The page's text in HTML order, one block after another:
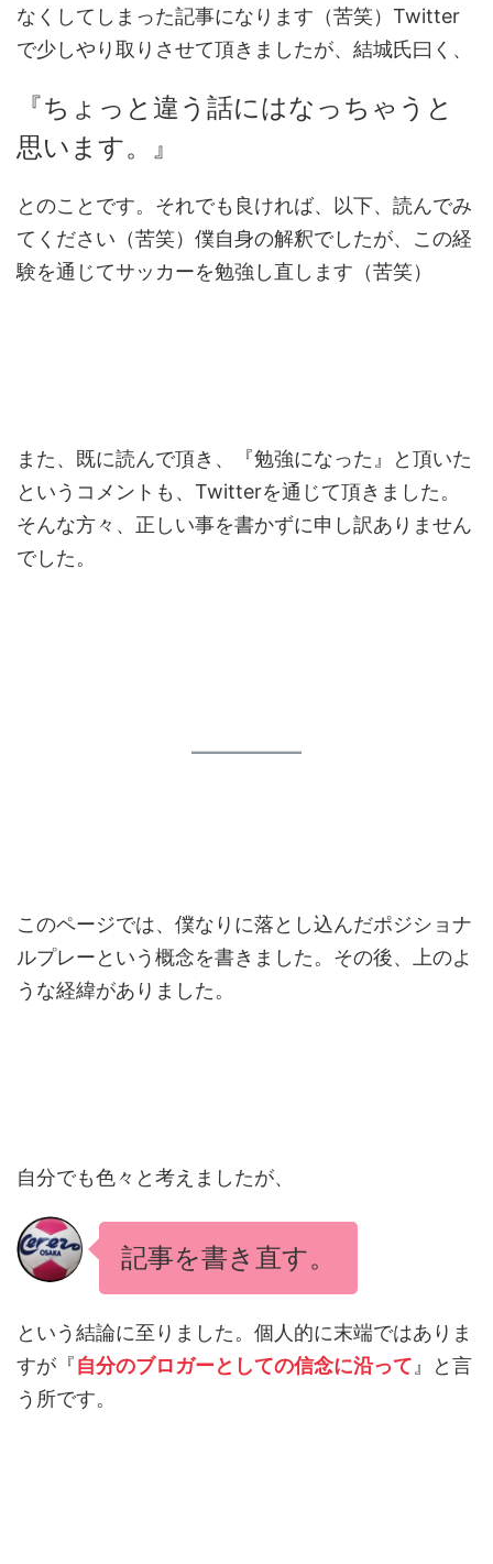
なくしてしまった記事になります（苦笑）Twitter
で少しやり取りさせて頂きましたが、結城氏曰く、
『ちょっと違う話にはなっちゃうと
思います。』
とのことです。それでも良ければ、以下、読んでみ
てください（苦笑）僕自身の解釈でしたが、この経
験を通じてサッカーを勉強し直します（苦笑）
また、既に読んで頂き、『勉強になった』と頂いた
というコメントも、Twitterを通じて頂きました。
そんな方々、正しい事を書かずに申し訳ありません
でした。
このページでは、僕なりに落とし込んだポジショナ
ルプレーという概念を書きました。その後、上のよ
うな経緯がありました。
自分でも色々と考えましたが、
記事を書き直す。
という結論に至りました。個人的に末端ではありま
すが『自分のブロガーとしての信念に沿って 』と言
う所です。